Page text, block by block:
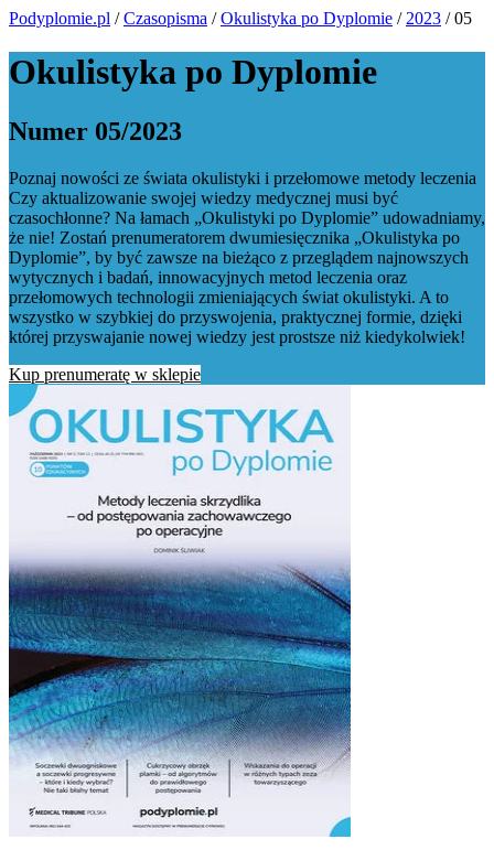
Podyplomie.pl /Czasopisma /Okulistyka po Dyplomie / 2023 / 05
Okulistyka po Dyplomie
Numer 05/2023
Poznaj nowości ze świata okulistyki i przełomowe metody leczenia
Czy aktualizowanie swojej wiedzy medycznej musi być
czasochłonne? Na łamach „Okulistyki po Dyplomie” udowadniamy,
że nie! Zostań prenumeratorem dwumiesięcznika „Okulistyka po
Dyplomie”, by być zawsze na bieżąco z przeglądem najnowszych
wytycznych i badań, innowacyjnych metod leczenia oraz
przełomowych technologii zmieniających świat okulistyki. A to
wszystko w szybkiej do przyswojenia, praktycznej formie, dzięki
której przyswajanie nowej wiedzy jest prostsze niż kiedykolwiek!
Kup prenumeratę w sklepie